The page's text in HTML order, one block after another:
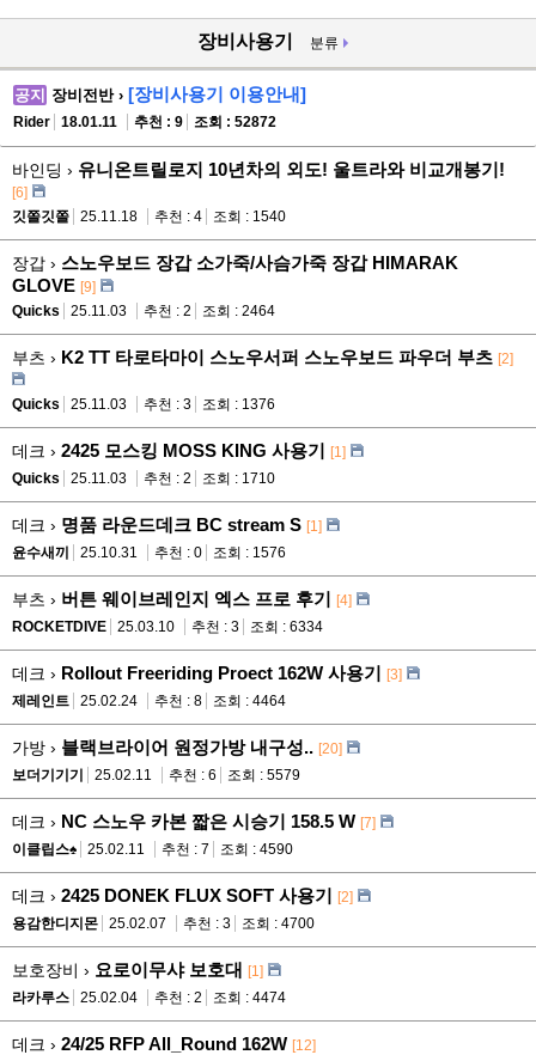
장비사용기 분류
공지 장비전반 › [장비사용기 이용안내]
Rider 18.01.11 추천 : 9 조회 : 52872
바인딩 › 유니온트릴로지 10년차의 외도! 울트라와 비교개봉기!
[6]
깃쫄깃쫄
25.11.18 추천 : 4 조회 : 1540
장갑 › 스노우보드 장갑 소가죽/사슴가죽 장갑 HIMARAK
GLOVE [9]
Quicks
25.11.03 추천 : 2 조회 : 2464
부츠 › K2 TT 타로타마이 스노우서퍼 스노우보드 파우더 부츠 [2]
Quicks 25.11.03 추천 : 3 조회 : 1376
데크 › 2425 모스킹 MOSS KING 사용기 [1]
Quicks
25.11.03 추천 : 2 조회 : 1710
데크 › 명품 라운드데크 BC stream S [1]
윤수새끼
25.10.31 추천 : 0 조회 : 1576
부츠 › 버튼 웨이브레인지 엑스 프로 후기 [4]
ROCKETDIVE
25.03.10 추천 : 3 조회 : 6334
데크 › Rollout Freeriding Proect 162W 사용기 [3]
제레인트
25.02.24 추천 : 8 조회 : 4464
가방 › 블랙브라이어 원정가방 내구성.. [20]
보더기기기
25.02.11 추천 : 6 조회 : 5579
데크 › NC 스노우 카본 짧은 시승기 158.5 W [7]
이클립스♠
25.02.11 추천 : 7 조회 : 4590
데크 › 2425 DONEK FLUX SOFT 사용기 [2]
용감한디지몬
25.02.07 추천 : 3 조회 : 4700
보호장비 › 요로이무샤 보호대 [1]
라카루스
25.02.04 추천 : 2 조회 : 4474
데크 › 24/25 RFP All_Round 162W [12]